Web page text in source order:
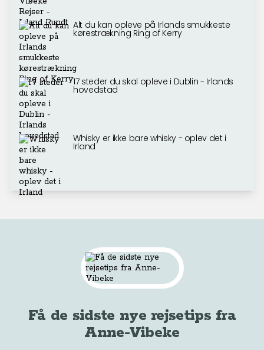
Alt du kan opleve på Irlands smukkeste
kørestrækning Ring of Kerry
17 steder du skal opleve i Dublin - Irlands
hovedstad
Whisky er ikke bare whisky - oplev det i
Irland
Få de sidste nye rejsetips fra
Anne-Vibeke